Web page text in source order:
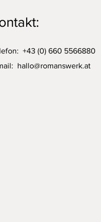
+43 (0) 660 5566880
hallo@romanswerk.at